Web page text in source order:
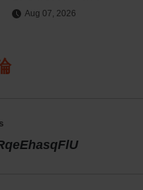
Aug 07, 2026